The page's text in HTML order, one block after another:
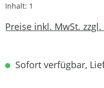
Inhalt: 1
Preise inkl. MwSt.
Sofort verfügbar,